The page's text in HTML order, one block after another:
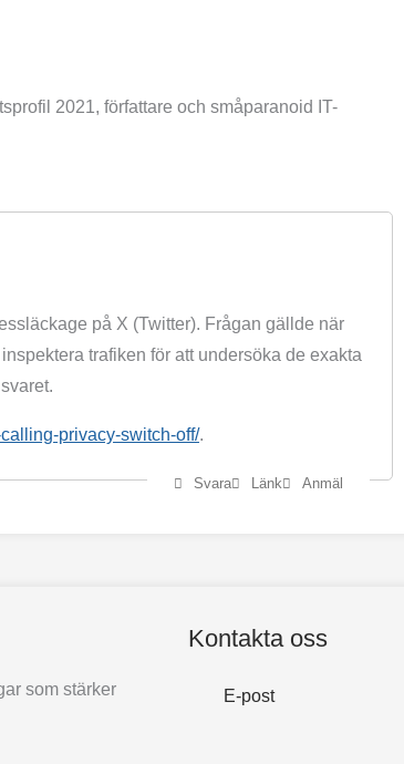
2021, författare och småparanoid IT-
på X (Twitter). Frågan gällde när
trafiken för att undersöka de exakta
privacy-switch-off/.
Svara Länk Anmäl
som stärker
Kontakta oss
E-post